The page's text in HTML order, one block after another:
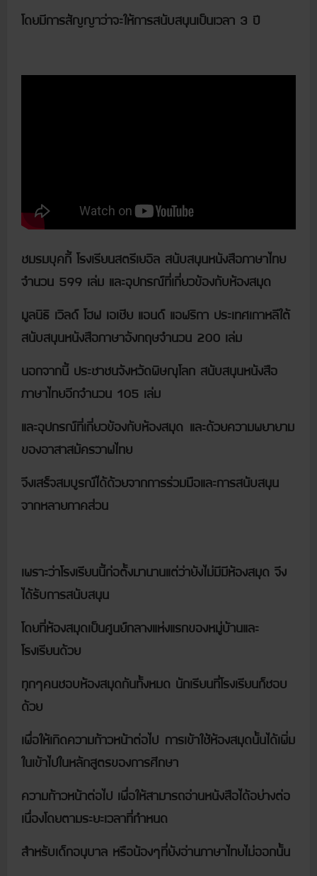
โดยมีการสัญญาว่าจะให้การสนับสนุนเป็นเวลา 3 ปี
ชมรมบุคกี้ โรงเรียนสตรีเยอิล สนับสนุนหนังสือภาษาไทย
จำนวน 599 เล่ม และอุปกรณ์ที่เกี่ยวข้องกับห้องสมุด
มูลนิธิ เวิลด์ โฮฟ เอเชีย แอนด์ แอฟริกา ประเทศเกาหลีใต้
สนับสนุนหนังสือภาษาอังกฤษจำนวน 200 เล่ม
นอกจากนี้ ประชาชนจังหวัดพิษณุโลก สนับสนุนหนังสือ
ภาษาไทยอีกจำนวน 105 เล่ม
และอุปกรณ์ที่เกี่ยวข้องกับห้องสมุด และด้วยความพยายาม
ของอาสาสมัครวาฟไทย
จึงเสร็จสมบูรณ์ได้ด้วยจากการร่วมมือและการสนับสนุน
จากหลายภาคส่วน
เพราะว่าโรงเรียนนี้ก่อตั้งมานานแต่ว่ายังไม่มีมีห้องสมุด จึง
ได้รับการสนับสนุน
โดยที่ห้องสมุดเป็นศูนย์กลางแห่งแรกของหมู่บ้านและ
โรงเรียนด้วย
ทุกๆคนชอบห้องสมุดกันทั้งหมด นักเรียนที่โรงเรียนก็ชอบ
ด้วย
เพื่อให้เกิดความก้าวหน้าต่อไป การเข้าใช้ห้องสมุดนั้นได้เพิ่ม
ในเข้าไปในหลักสูตรของการศึกษา
ความก้าวหน้าต่อไป เพื่อให้สามารถอ่านหนังสือได้อย่างต่อ
เนื่องโดยตามระยะเวลาที่กำหนด
สำหรับเด็กอนุบาล หรือน้องๆที่ยังอ่านภาษาไทยไม่ออกนั้น